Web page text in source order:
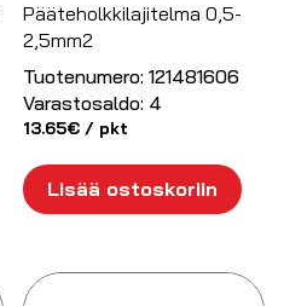
Pääteholkkilajitelma 0,5-
2,5mm2
Tuotenumero: 121481606
Varastosaldo: 4
13.65€ / pkt
Lisää ostoskoriin